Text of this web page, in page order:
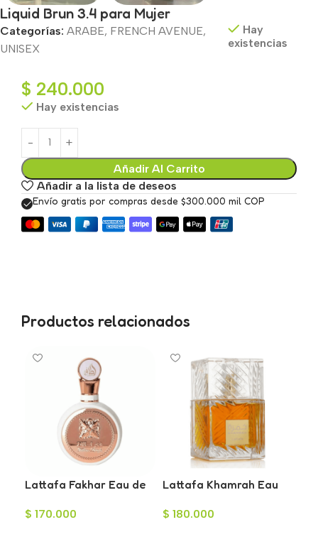
Liquid Brun 3.4 para Mujer
Categorías: ARABE, FRENCH AVENUE,
UNISEX
Hay
existencias
$ 240.000
Hay existencias
Añadir Al Carrito
Añadir a la lista de deseos
Envío gratis por compras desde $300.000 mil COP
Productos relacionados
Lattafa Fakhar Eau de
100ml
$ 170.000
Lattafa Khamrah Eau
$ 180.000